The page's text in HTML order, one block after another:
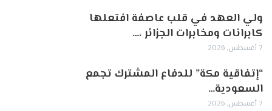
ولي العهد في قلب عاصفة افتعلها
كابرانات ومخابرات الجزائر ،…
7 أغسطس, 2026
“إتفاقية مكة” للدفاع المشترك تجمع
السعودية…
7 أغسطس, 2026